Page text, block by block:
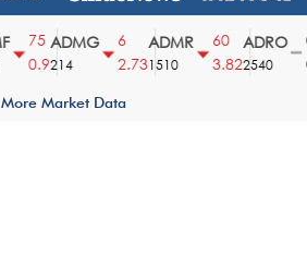
75
0.9
ADMG
214
2.73
ADMR
1510
60
3.82
ADRO
2540
More Market Data